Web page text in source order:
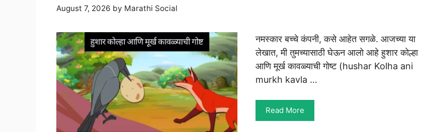
August 7, 2026 by Marathi Social
नमस्कार बच्चे कंपनी, कसे आहेत सगळे. आजच्या या
लेखात, मी तुमच्यासाठी घेऊन आलो आहे हुशार कोल्हा
आणि मूर्ख कावळ्याची गोष्ट (hushar Kolha ani
murkh kavla …
Read More